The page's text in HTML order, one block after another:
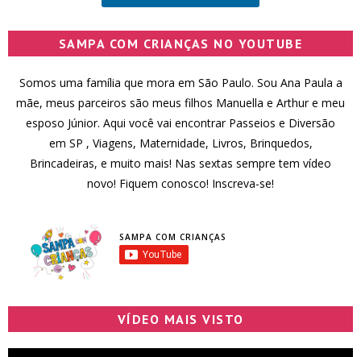
SAMPA COM CRIANÇAS NO YOUTUBE
Somos uma família que mora em São Paulo. Sou Ana Paula a
mãe, meus parceiros são meus filhos Manuella e Arthur e meu
esposo Júnior. Aqui você vai encontrar Passeios e Diversão
em SP , Viagens, Maternidade, Livros, Brinquedos,
Brincadeiras, e muito mais! Nas sextas sempre tem vídeo
novo! Fiquem conosco! Inscreva-se!
SAMPA COM CRIANÇAS
VÍDEO MAIS VISTO